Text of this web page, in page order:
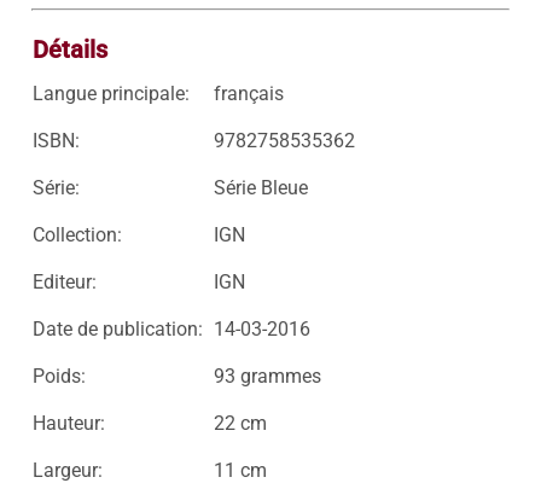
Détails
Langue principale: français
ISBN: 9782758535362
Série: Série Bleue
Collection: IGN
Editeur: IGN
Date de publication: 14-03-2016
Poids: 93 grammes
Hauteur: 22 cm
Largeur: 11 cm